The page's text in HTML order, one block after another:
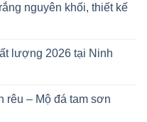
nguyên khối, thiết kế
lượng 2026 tại Ninh
rêu – Mộ đá tam sơn